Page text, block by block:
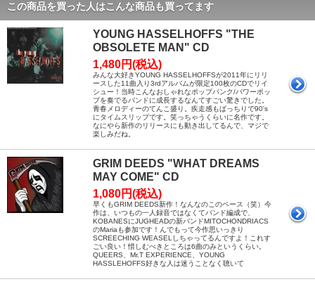
この商品を買った人はこんな商品も買ってます
YOUNG HASSELHOFFS "THE
OBSOLETE MAN" CD
1,480円(税込)
みんな大好きYOUNG HASSELHOFFSが2011年にリリ
ースした11曲入り3rdアルバムが限定100枚のCDでリイ
シュー！当時こんなおしゃれなポップパンク/パワーポッ
プを奏でるバンドに成長するなんてすごい驚きでした。
青春メロディーのてんこ盛り。疾走感もばっちりで90's
にタイムスリップです。笑っちゃうくらいに名作です。
なにやら新作のリリースにも動き出してるんで、マジで
楽しみだね。
GRIM DEEDS "WHAT DREAMS
MAY COME" CD
1,080円(税込)
早くもGRIM DEEDS新作！なんなのこのペース（笑）今
作は、いつもの一人録音ではなくてバンド編成で、
KOBANESにJUGHEADの新バンドMITOCHONDRIACS
のMariaも参加です！んでもって今作思いっきり
SCREECHING WEASELしちゃってるんですよ！これす
ごい良い！惜しむべきところは6曲のみというくらい。
QUEERS、Mr.T EXPERIENCE、YOUNG
HASSLEHOFFS好きな人は迷うことなく聴いて